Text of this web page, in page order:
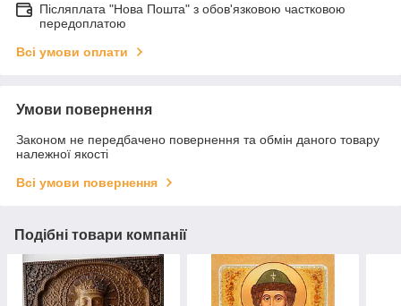
Післяплата "Нова Пошта" з обов'язковою частковою
передоплатою
Всі умови оплати
Умови повернення
Законом не передбачено повернення та обмін даного товару
належної якості
Всі умови повернення
Подібні товари компанії